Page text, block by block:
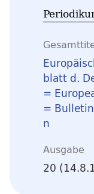
blatt d.
=
=
n
Ausgabe
20